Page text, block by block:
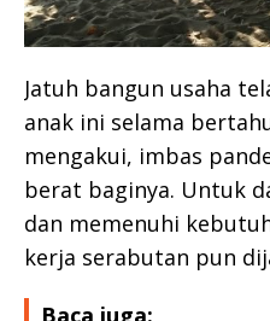
Jatuh bangun usaha
anak ini selama
mengakui, imbas
berat baginya. Untuk
dan memenuhi
kerja serabutan pun
Baca juga: